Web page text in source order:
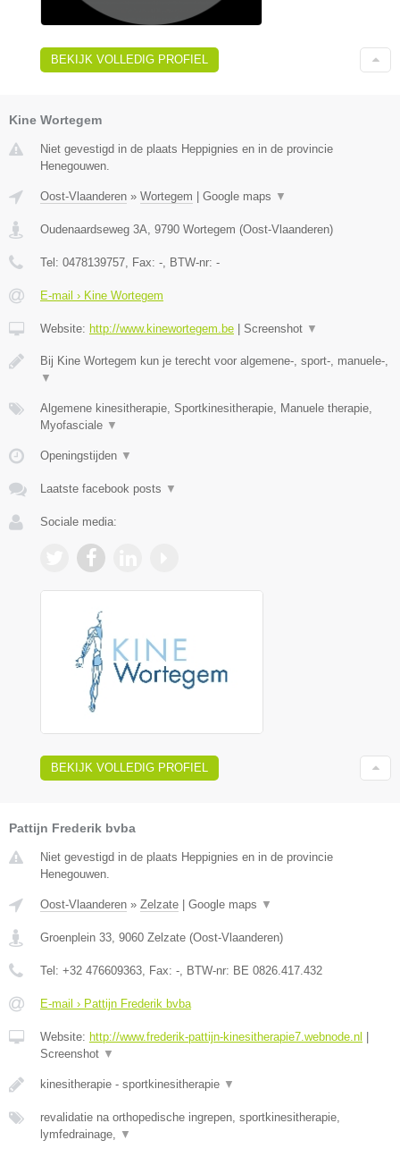
BEKIJK VOLLEDIG PROFIEL
Kine Wortegem
Niet gevestigd in de plaats Heppignies en in de provincie
Henegouwen.
Oost-Vlaanderen » Wortegem | Google maps ▼
Oudenaardseweg 3A 9790 Wortegem (Oost-Vlaanderen)
Tel: 0478139757 , Fax: - , BTW-nr: -
E-mail › Kine Wortegem
Website: http://www.kinewortegem.be | Screenshot ▼
Bij Kine Wortegem kun je terecht voor algemene-, sport-, manuele-,
▼
Algemene kinesitherapie, Sportkinesitherapie, Manuele therapie,
Myofasciale ▼
Openingstijden ▼
Laatste facebook posts ▼
Sociale media:
BEKIJK VOLLEDIG PROFIEL
Pattijn Frederik bvba
Niet gevestigd in de plaats Heppignies en in de provincie
Henegouwen.
Oost-Vlaanderen » Zelzate Google maps ▼
Groenplein 33, 9060 Zelzate (Oost-Vlaanderen)
Tel: +32 476609363, Fax: -, BTW-nr: BE 0826.417.432
E-mail › Pattijn Frederik bvba
Website: http://www.frederik-pattijn-kinesitherapie7.webnode.nl
Screenshot ▼
kinesitherapie - sportkinesitherapie ▼
revalidatie na orthopedische ingrepen, sportkinesitherapie,
lymfedrainage, ▼